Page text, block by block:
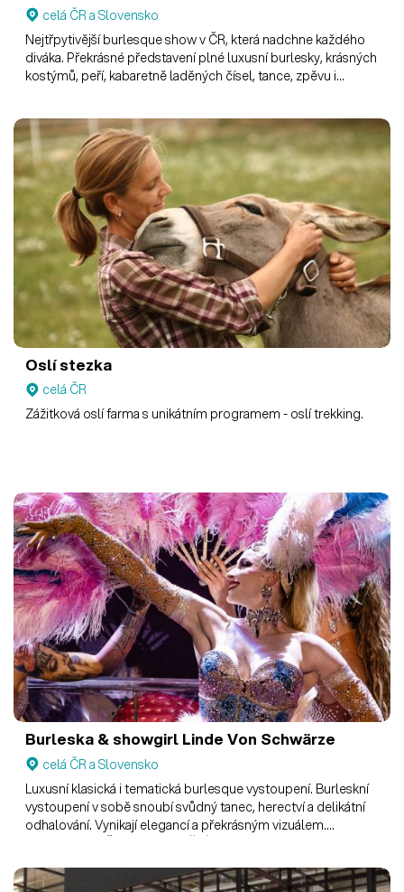
celá ČR a Slovensko
Nejtřpytivější burlesque show v ČR, která nadchne každého
diváka. Překrásné představení plné luxusní burlesky, krásných
kostýmů, peří, kabaretně laděných čísel, tance, zpěvu i
Oslí stezka
celá ČR
Zážitková oslí farma s unikátním programem - oslí trekking.
Burleska & showgirl Linde Von Schwärze
celá ČR a Slovensko
Luxusní klasická i tematická burlesque vystoupení. Burleskní
vystoupení v sobě snoubí svůdný tanec, herectví a delikátní
odhalování. Vynikají elegancí a překrásným vizuálem.